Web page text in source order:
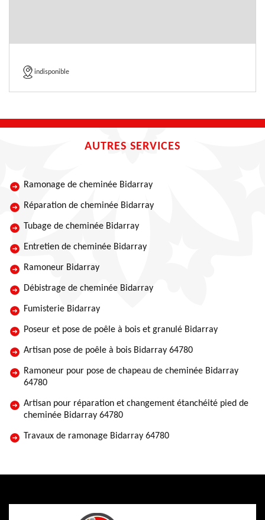
indisponible
AUTRES SERVICES
Ramonage de cheminée Bidarray
Réparation de cheminée Bidarray
Tubage de cheminée Bidarray
Entretien de cheminée Bidarray
Ramoneur Bidarray
Débistrage de cheminée Bidarray
Fumisterie Bidarray
Poseur et pose de poêle à bois et granulé Bidarray
Artisan pose de poêle à bois Bidarray 64780
Ramoneur pour pose de chapeau de cheminée Bidarray
64780
Artisan pour réparation et changement étanchéité pied de
cheminée Bidarray 64780
Travaux de ramonage Bidarray 64780